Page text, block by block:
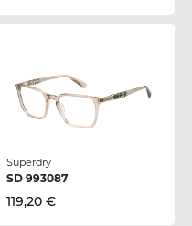
Superdry
SD 993087
119,20 €